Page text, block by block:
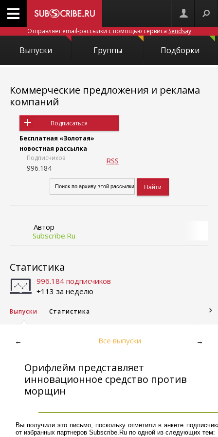
Отправляет email-рассылки с помощью сервиса Sendsay
Выпуски Группы Подборки
Коммерческие предложения и реклама
компаний
Подписаться
Бесплатная «Золотая»
новостная рассылка
Подписчиков
996.184
RSS
Автор
Subscribe.Ru
Статистика
996.184 подписчиков
+113 за неделю
Выпуски Статистика
← Все выпуски →
Орифлейм представляет
инновационное средство против
морщин
Вы получили это письмо, поскольку отметили в анкете
от избранных партнеров Subscribe.Ru по одной из следующих тем: